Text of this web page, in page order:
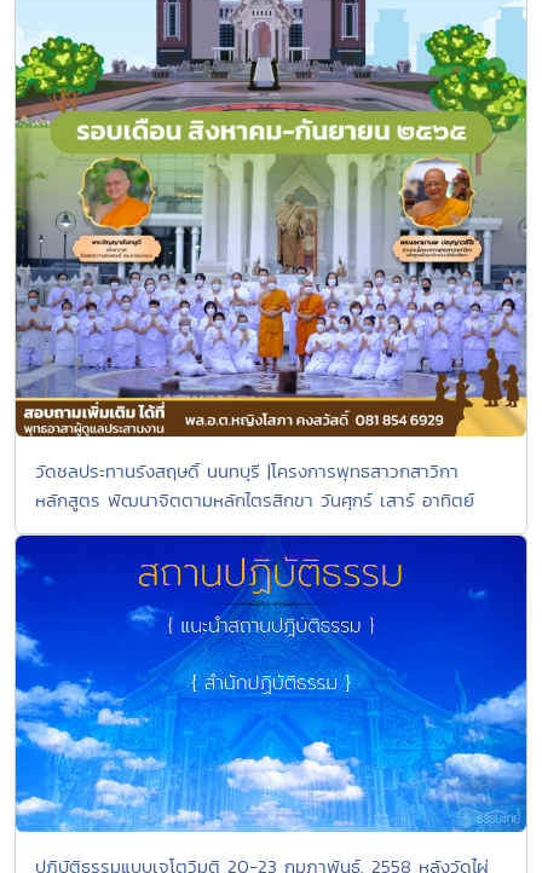
วัดชลประทานรังสฤษดิ์ นนทบุรี |โครงการพุทธสาวกสาวิกา
หลักสูตร พัฒนาจิตตามหลักไตรสิกขา วันศุกร์ เสาร์ อาทิตย์
ปฏิบัติธรรมแบบเจโตวิมุติ 20-23 กุมภาพันธ์. 2558 หลังวัดไผ่